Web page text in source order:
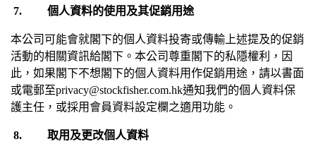
7. 個人資料的使用及其促銷用途
本公司可能會就閣下的個人資料投寄或傳輸上述提及的促銷
活動的相關資訊給閣下。本公司尊重閣下的私隱權利，因
此，如果閣下不想閣下的個人資料用作促銷用途，請以書面
或電郵至privacy@stockfisher.com.hk通知我們的個人資料保
護主任，或採用會員資料設定欄之適用功能。
8. 取用及更改個人資料